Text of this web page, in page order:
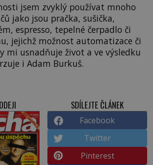
jsem zvyklý používat mnoho
jako jsou pračka, sušička,
espresso, tepelné čerpadlo či
jejichž možnost automatizace či
mi usnadňuje život a ve výsledku
i Adam Burkuš.
SDÍLEJTE ČLÁNEK
Facebook
Twitter
Pinterest